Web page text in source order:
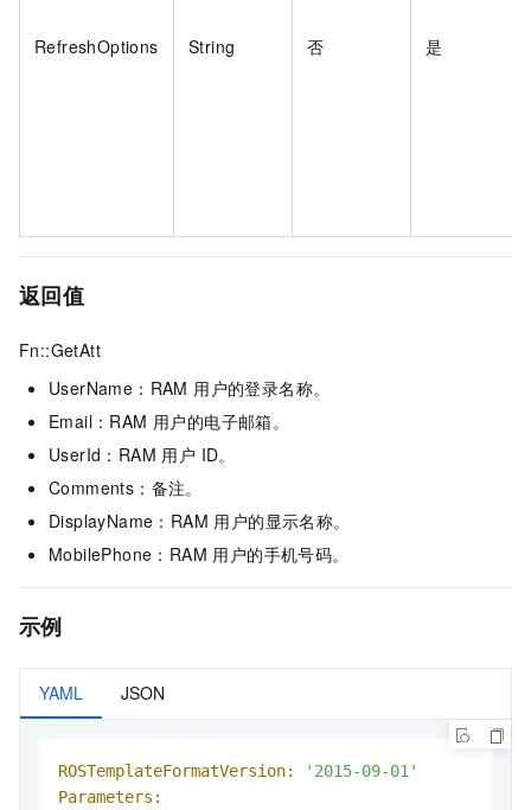
RefreshOptions String 否 是
返回值
Fn::GetAtt
UserName：RAM 用户的登录名称。
Email：RAM 用户的电子邮箱。
UserId：RAM 用户 ID。
Comments：备注。
DisplayName：RAM 用户的显示名称。
MobilePhone：RAM 用户的手机号码。
示例
YAML JSON
ROSTemplateFormatVersion:
'2015-09-01'
Parameters: